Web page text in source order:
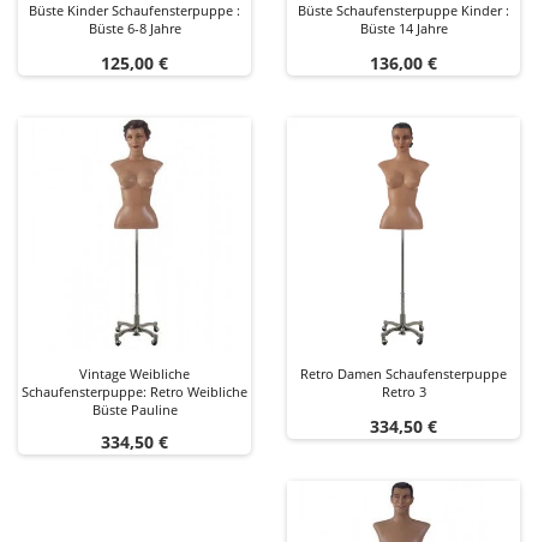
Büste Kinder Schaufensterpuppe :
Büste 6-8 Jahre
Preis
125,00 €
Büste Schaufensterpuppe Kinder :
Büste 14 Jahre
Preis
136,00 €
Vintage Weibliche
Schaufensterpuppe: Retro Weibliche
Büste Pauline
Preis
334,50 €
Retro Damen Schaufensterpuppe
Retro 3
Preis
334,50 €